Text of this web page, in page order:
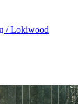
/ Lokiwood